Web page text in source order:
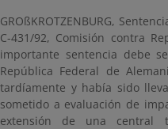
GROßKROTZENBURG,
C-431/92, Comisión contra
importante sentencia debe
República Federal de
tardíamente y había sido
sometido a evaluación de
extensión de una central